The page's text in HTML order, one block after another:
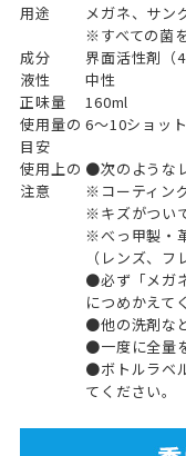
用途
メガネ、サン
※すべての菌
成分
界面活性剤（
液性
中性
正味量
160ml
使用量の
目安
6～10ショッ
使用上の
注意
●次のような
※コーティン
※キズがつい
※べっ甲製・
（レンズ、
●必ず「メガ
につめかえて
●他の洗剤な
●一度に全量
●ボトルラベ
てください。